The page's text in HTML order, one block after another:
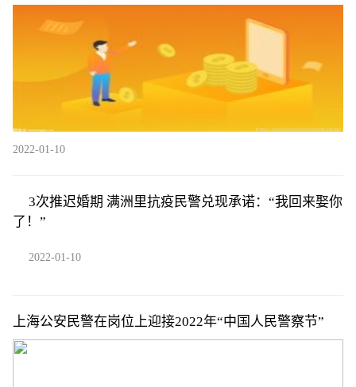
2022-01-10
3次推迟婚期 满洲里抗疫民警兑现承诺：“我回来娶你
了！”
2022-01-10
上海公安民警在岗位上迎接2022年“中国人民警察节”